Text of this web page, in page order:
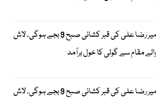
میر رضا علی کی قبر کشائی صبح 9 بجے ہوگی، لاش
مقام سے گولی کا خول برآمد
میر رضا علی کی قبر کشائی صبح 9 بجے ہوگی، لاش